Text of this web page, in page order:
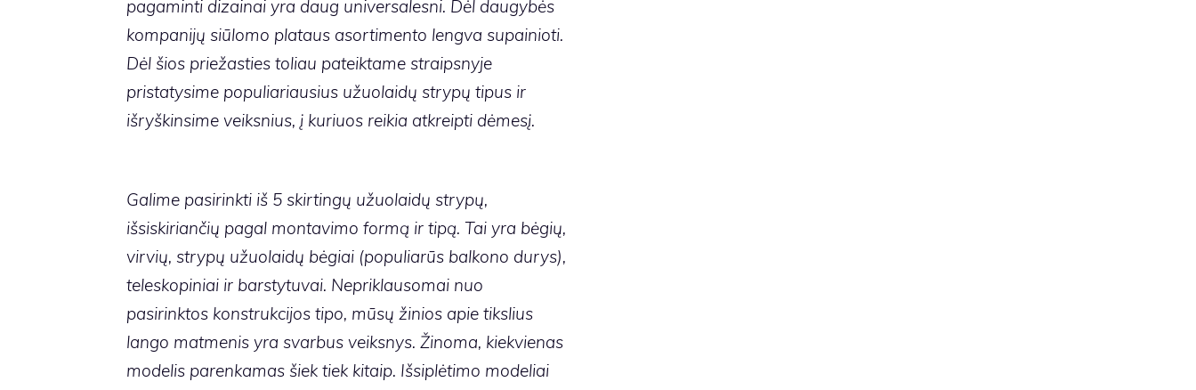
pagaminti dizainai yra daug universalesni. Dėl daugybės
kompanijų siūlomo plataus asortimento lengva supainioti.
Dėl šios priežasties toliau pateiktame straipsnyje
pristatysime populiariausius užuolaidų strypų tipus ir
išryškinsime veiksnius, į kuriuos reikia atkreipti dėmesį.
Galime pasirinkti iš 5 skirtingų užuolaidų strypų,
išsiskiriančių pagal montavimo formą ir tipą. Tai yra bėgių,
virvių, strypų užuolaidų bėgiai (populiarūs balkono durys),
teleskopiniai ir barstytuvai. Nepriklausomai nuo
pasirinktos konstrukcijos tipo, mūsų žinios apie tikslius
lango matmenis yra svarbus veiksnys. Žinoma, kiekvienas
modelis parenkamas šiek tiek kitaip. Išsiplėtimo modeliai